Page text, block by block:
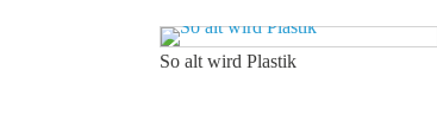
So alt wird Plastik